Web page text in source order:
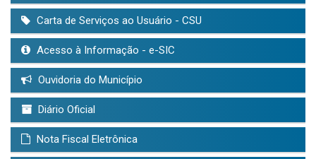
Carta de Serviços ao Usuário - CSU
Acesso à Informação - e-SIC
Ouvidoria do Município
Diário Oficial
Nota Fiscal Eletrônica